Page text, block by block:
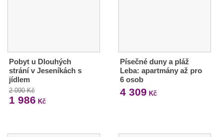
Pobyt u Dlouhých
strání v Jeseníkách s
jídlem
2 090 Kč
1 986 Kč
Písečné duny a pláž
Leba: apartmány až pro
6 osob
4 309 Kč